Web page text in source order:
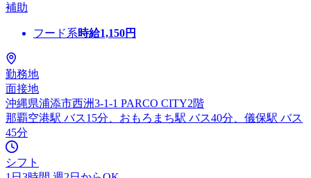
補助
フード系時給1,150円
勤務地
面接地
沖縄県浦添市西洲3-1-1 PARCO CITY2階
那覇空港駅 バス15分、おもろまち駅 バス40分、儀保駅 バス
45分
シフト